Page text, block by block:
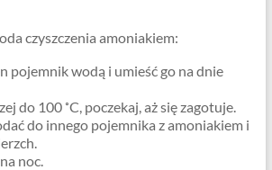
czyszczenia amoniakiem:
pojemnik wodą i umieść go na dnie
do 100 ˚C, poczekaj, aż się zagotuje.
do innego pojemnika z amoniakiem i
noc.